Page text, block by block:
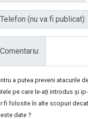
Telefon (nu va fi publicat):
Comentariu:
a putea preveni atacurile
pe care le-ați introdus și
fi folosite în alte scopuri
date ?